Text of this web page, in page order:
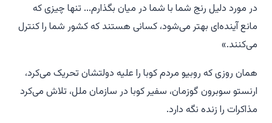
در مورد دلیل رنج شما با شما در میان بگذارم... تنها چیزی که
مانع آینده‌ای بهتر می‌شود، کسانی هستند که کشور شما را کنترل
می‌کنند.»
همان روزی که روبیو مردم کوبا را علیه دولتشان تحریک می‌کرد،
ارنستو سوبرون گوزمان، سفیر کوبا در سازمان ملل، تلاش می‌کرد
مذاکرات را زنده نگه دارد.